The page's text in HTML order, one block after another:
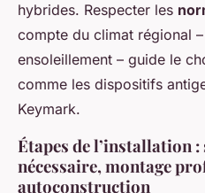
hybrides. Respecter les
compte du climat régional
ensoleillement – guide le
comme les dispositifs
Keymark.
Étapes de l’installation
nécessaire, montage
autoconstruction